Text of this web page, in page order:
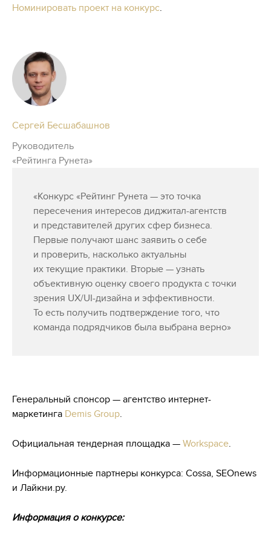
Номинировать проект на конкурс.
Сергей Бесшабашнов
Руководитель
«Рейтинга Рунета»
«Конкурс «Рейтинг Рунета — это точка
пересечения интересов диджитал-агентств
и представителей других сфер бизнеса.
Первые получают шанс заявить о себе
и проверить, насколько актуальны
их текущие практики. Вторые — узнать
объективную оценку своего продукта с точки
зрения UX/UI-дизайна и эффективности.
То есть получить подтверждение того, что
команда подрядчиков была выбрана верно»
Генеральный спонсор — агентство интернет-
маркетинга Demis Group.
Официальная тендерная площадка — Workspace.
Информационные партнеры конкурса: Cossa, SEOnews
и Лайкни.ру.
Информация о конкурсе: